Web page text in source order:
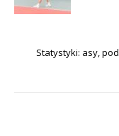
Statystyki: asy,